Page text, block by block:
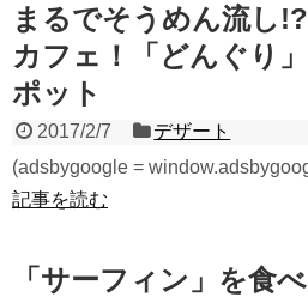
まるでそうめん流し
カフェ！「どんぐり
ポット
2017/2/7
デザート
(adsbygoogle =
記事を読む
「サーフィン」を食